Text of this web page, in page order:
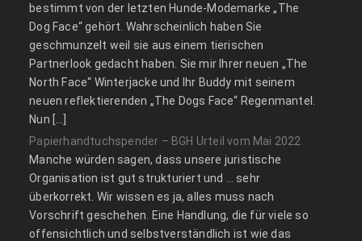
bestimmt von der letzten Hunde-Modemarke „The
Dog Face“ gehört. Wahrscheinlich haben Sie
geschmunzelt weil sie aus einem tierischen
Partnerlook gedacht haben. Sie mir Ihrer neuen „The
North Face“ Winterjacke und Ihr Buddy mit seinem
neuen reflektierenden „The Dogs Face“ Regenmantel.
Nun […]
Papierhandtuchspender – BGH Urteil vom Mai 2022
Manche würden sagen, dass unsere juristische
Organisation ist gut strukturiert und … sehr
überkorrekt. Wir wissen es ja, alles muss nach
Vorschrift geschehen. Eine Handlung, die für viele so
offensichtlich und selbstverständlich ist wie das